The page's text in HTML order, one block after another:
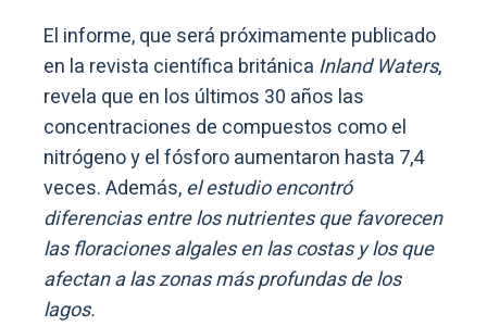
El informe, que será próximamente publicado
en la revista científica británica Inland Waters,
revela que en los últimos 30 años las
concentraciones de compuestos como el
nitrógeno y el fósforo aumentaron hasta 7,4
veces. Además,el estudio encontró
diferencias entre los nutrientes que favorecen
las floraciones algales en las costas y los que
afectan a las zonas más profundas de los
lagos.